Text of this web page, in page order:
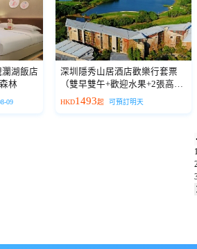
瀾湖飯店
林
09
深圳隱秀山居酒店歡樂行套票
（雙早雙午+歡迎水果+2張高爾
夫體驗券）
HKD1493起 可預訂明天